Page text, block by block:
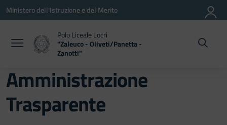
Vai ai contenuti
Vai al menu di navigazione
Vai al footer
Ministero dell'Istruzione e del Merito
Polo Liceale Locri
"Zaleuco - Oliveti/Panetta -
Zanotti"
Amministrazione
Trasparente